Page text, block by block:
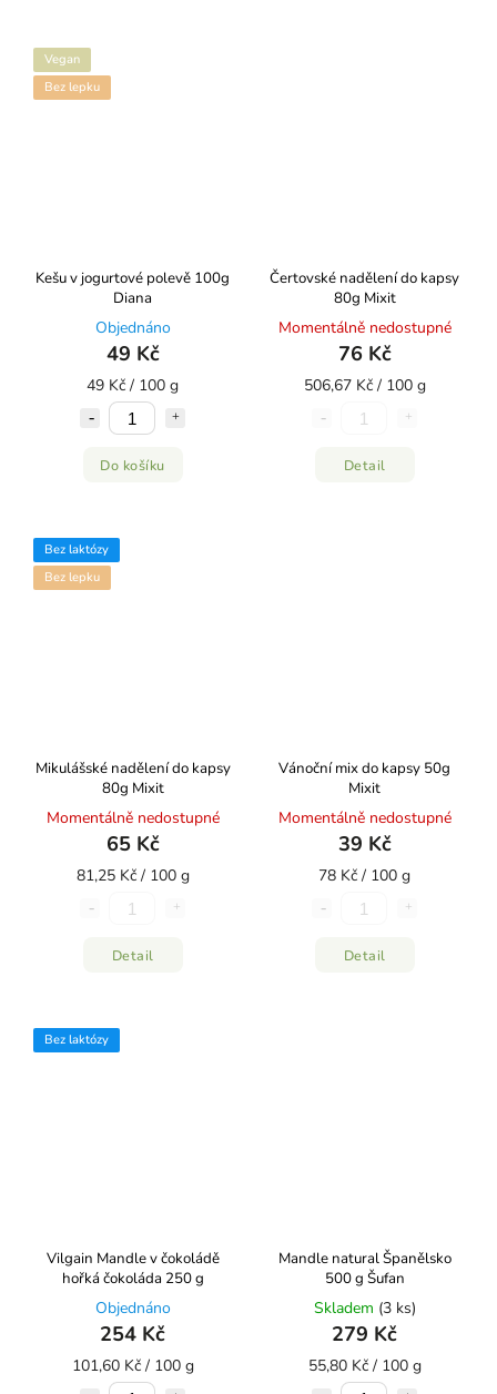
Vegan
Bez lepku
Kešu v jogurtové polevě 100g
Diana
Objednáno
49 Kč
49 Kč / 100 g
Do košíku
Čertovské nadělení do kapsy
80g Mixit
Momentálně nedostupné
76 Kč
506,67 Kč / 100 g
Detail
Bez laktózy
Bez lepku
Mikulášské nadělení do kapsy
80g Mixit
Momentálně nedostupné
65 Kč
81,25 Kč / 100 g
Detail
Vánoční mix do kapsy 50g
Mixit
Momentálně nedostupné
39 Kč
78 Kč / 100 g
Detail
Bez laktózy
Vilgain Mandle v čokoládě
⁠hořká čokoláda 250 g
Objednáno
254 Kč
101,60 Kč / 100 g
Mandle natural Španělsko
500 g Šufan
Skladem (3 ks)
279 Kč
55,80 Kč / 100 g